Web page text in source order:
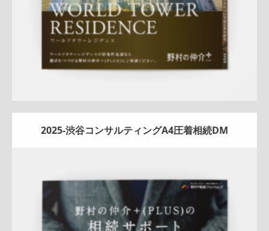
2025-渋谷コンサルティングA4圧着相続DM